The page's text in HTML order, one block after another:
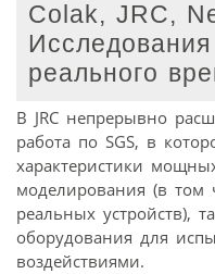
Colak, JRC,
реального
В JRC непрерывно
работа по SGS, в
характеристики
моделирования (в том
реальных устройств),
оборудования для
воздействиями.